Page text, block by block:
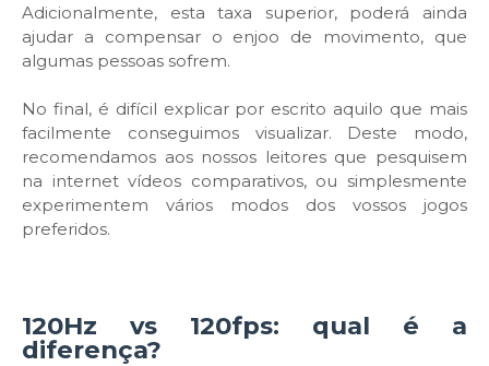
Adicionalmente, esta taxa superior, poderá ainda
ajudar a compensar o enjoo de movimento, que
algumas pessoas sofrem.
No final, é difícil explicar por escrito aquilo que mais
facilmente conseguimos visualizar. Deste modo,
recomendamos aos nossos leitores que pesquisem
na internet vídeos comparativos, ou simplesmente
experimentem vários modos dos vossos jogos
preferidos.
120Hz vs 120fps: qual é a
diferença?